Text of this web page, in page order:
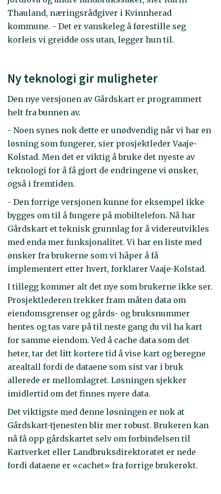
Thauland, næringsrådgiver i Kvinnherad
kommune. - Det er vanskeleg å førestille seg
korleis vi greidde oss utan, legger hun til.
Ny teknologi gir muligheter
Den nye versjonen av Gårdskart er programmert
helt fra bunnen av.
- Noen synes nok dette er unødvendig når vi har en
løsning som fungerer, sier prosjektleder Vaaje-
Kolstad. Men det er viktig å bruke det nyeste av
teknologi for å få gjort de endringene vi ønsker,
også i fremtiden.
- Den forrige versjonen kunne for eksempel ikke
bygges om til å fungere på mobiltelefon. Nå har
Gårdskart et teknisk grunnlag for å videreutvikles
med enda mer funksjonalitet. Vi har en liste med
ønsker fra brukerne som vi håper å få
implementert etter hvert, forklarer Vaaje-Kolstad.
I tillegg kommer alt det nye som brukerne ikke ser.
Prosjektlederen trekker fram måten data om
eiendomsgrenser og gårds- og bruksnummer
hentes og tas vare på til neste gang du vil ha kart
for samme eiendom. Ved å cache data som det
heter, tar det litt kortere tid å vise kart og beregne
arealtall fordi de dataene som sist var i bruk
allerede er mellomlagret. Løsningen sjekker
imidlertid om det finnes nyere data.
Det viktigste med denne løsningen er nok at
Gårdskart-tjenesten blir mer robust. Brukeren kan
nå få opp gårdskartet selv om forbindelsen til
Kartverket eller Landbruksdirektoratet er nede
fordi dataene er «cachet» fra forrige brukerøkt.